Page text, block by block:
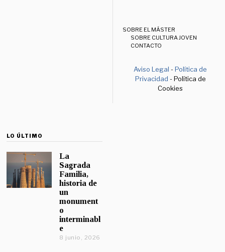
SOBRE EL MÁSTER
SOBRE CULTURA JOVEN
CONTACTO
Aviso Legal -Política de
Privacidad - Política de
Cookies
LO ÚLTIMO
La
Sagrada
Familia,
historia de
un
monument
o
interminabl
e
8 junio, 2026